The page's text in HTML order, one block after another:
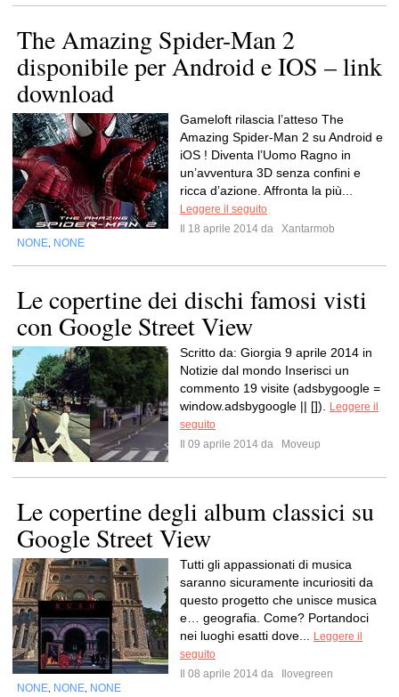
The Amazing Spider-Man 2
disponibile per Android e IOS – link
download
Gameloft rilascia l’atteso The
Amazing Spider-Man 2 su Android e
iOS ! Diventa l’Uomo Ragno in
un’avventura 3D senza confini e
ricca d’azione. Affronta la più...
Leggere il seguito
Il 18 aprile 2014 da
Xantarmob
NONE NONE
Le copertine dei dischi famosi visti
con Google Street View
Scritto da: Giorgia 9 aprile 2014 in
Notizie dal mondo Inserisci un
commento 19 visite (adsbygoogle =
window.adsbygoogle || []).
Leggere il
seguito
Il 09 aprile 2014 da
Moveup
Le copertine degli album classici su
Google Street View
Tutti gli appassionati di musica
saranno sicuramente incuriositi da
questo progetto che unisce musica
e… geografia. Come? Portandoci
nei luoghi esatti dove...
Leggere il
seguito
Il 08 aprile 2014 da
Ilovegreen
NONE NONE NONE